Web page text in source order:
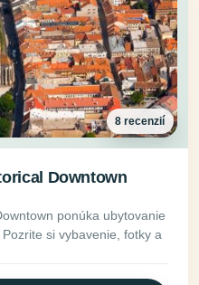
8 recenzií
Downtown
ponúka ubytovanie
si vybavenie, fotky a